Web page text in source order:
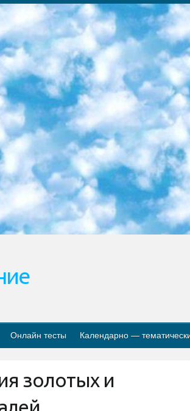
на творческое и логическое мышление при подготовке базы материалов учитывать введение заданий. 5. Следует отметить, что: сертификат государственного образца о знании общеобразовательного предмета и как минимум национальный уровень B1 по предметам на иностранных языках, указанным в Приложении 2. или международно признанный сертификат эквивалентного уровня студенты, изучающие определенный предмет, освобождаются от экзамена; по соответствующим предметам запланирована итоговая государственная аттестация за день до дня, путем жеребьевки Рабочей группой (в письменной форме по предметам, проводимым в форме) из числа сформированных вариантов выбрано 2 варианта; 2 выбранных варианта экзамена анонсированы на официальном сайте министерства и все выпускники по всей стране на основе этих вариантов проводит итоговую государственную аттестацию. 6. Государственное образование учащихся средних общеобразовательных учреждений. знания в соответствии с квалификационными требованиями, которые необходимо приобрести на основании стандартов итоговый (выпускной) контроль для 9 и 11 классов в целях тестирования Экзамены (далее – экзамены) состоят из предметов, перечисленных в приложении 1. будет сделано. 7. Экзамены пройдут с 26 мая по 15 июня 2024 г. (кроме науки физического воспитания). 8. Физическая для учащихся 9 классов общесредних образовательных учреждений. Экзамены по предмету «Образование, квалификация медицина» 1-6 мая 2024 года. сотрудники перевести под присмотр (с отклонениями в физическом или умственном развитии) специализированная школа для детей, школы-интернаты и со сколиозом школы-интернаты санаторного типа для больных детей исключены). 9. Он был слепым, слабовидящим и имел нарушения опорно-двигательного аппарата. экзамены в специализированных школах и интернатах для детей должны проводиться исходя из требований, предъявляемых к общеобразовательным учреждениям (физкультура кроме науки). 10. Специализированная школа для глухих и слабослышащих детей. и экзамены в интернатах и быть реализован в виде письменного теста по математике. 11. Специальность для умственно отсталых детей. Для 9 класса Родной язык и литературное письмо Государственный язык (язык обучения – узбекский). для неклассов) написано Математическое письмо Письменная/устная история Узбекистана Физическое воспитание практично Итоговый контроль Для 11 класса Написание родного языка и литературы (эссе) Математическое письмо Узбекский язык (обучение на узбекском языке) не посещающее общее среднее образование для учреждений)/Образовательное учреждение выбор письменный и устный Иностранный язык письменный/устный Письменная/устная история Узбекистана *По выбору студента:  Химия  Физика  Основы государственного права  География 10 бесплатных образовательных ресурсов - Мы составили подборку онлайн-проектов с интерактивными упражнениями, видеолекциями и статьями. Они помогут вам обрести новые и освежить старые знания бесплатно. 1. «ИНТУИТ» Старейшая образовательная площадка Рунета. Здесь вы найдёте сотни текстовых и видеокурсов на десятки различных тем — от программирования
Онлайн тесты Календарно —
золотых и